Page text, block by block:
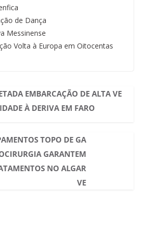
de Dança
Messinense
Volta à Europa em Oitocentas
EMBARCAÇÃO DE ALTA VE
À DERIVA EM FARO
TOPO DE GA
GARANTEM
NO ALGAR
VE